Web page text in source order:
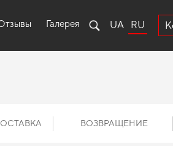
Галерея UA RU
ВОЗВРАЩЕНИЕ